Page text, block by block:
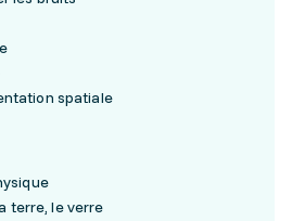
spatiale
terre, le verre